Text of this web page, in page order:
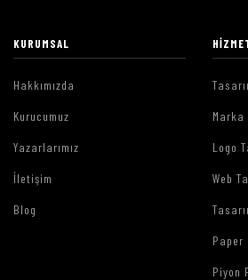
KURUMSAL
Hakkımızda
Kurucumuz
Yazarlarımız
İletişim
Blog
Marka
Logo
Web
Paper
Piyon